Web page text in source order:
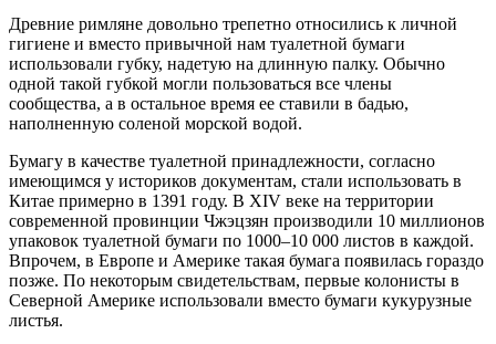
Древние римляне довольно трепетно относились к личной
гигиене и вместо привычной нам туалетной бумаги
использовали губку, надетую на длинную палку. Обычно
одной такой губкой могли пользоваться все члены
сообщества, а в остальное время ее ставили в бадью,
наполненную соленой морской водой.
Бумагу в качестве туалетной принадлежности, согласно
имеющимся у историков документам, стали использовать в
Китае примерно в 1391 году. В XIV веке на территории
современной провинции Чжэцзян производили 10 миллионов
упаковок туалетной бумаги по 1000–10 000 листов в каждой.
Впрочем, в Европе и Америке такая бумага появилась гораздо
позже. По некоторым свидетельствам, первые колонисты в
Северной Америке использовали вместо бумаги кукурузные
листья.